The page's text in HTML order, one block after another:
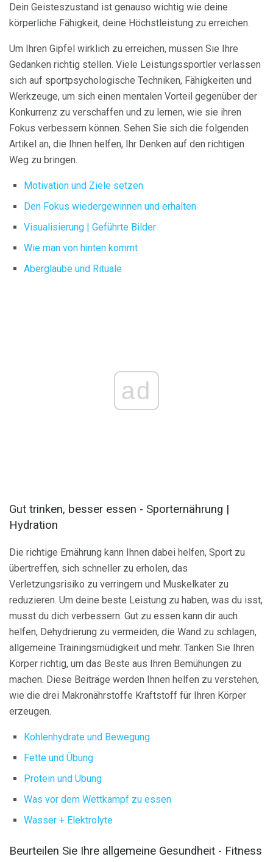
Dein Geisteszustand ist genauso wichtig wie deine
körperliche Fähigkeit, deine Höchstleistung zu erreichen.
Um Ihren Gipfel wirklich zu erreichen, müssen Sie Ihre
Gedanken richtig stellen. Viele Leistungssportler verlassen
sich auf sportpsychologische Techniken, Fähigkeiten und
Werkzeuge, um sich einen mentalen Vorteil gegenüber der
Konkurrenz zu verschaffen und zu lernen, wie sie ihren
Fokus verbessern können. Sehen Sie sich die folgenden
Artikel an, die Ihnen helfen, Ihr Denken auf den richtigen
Weg zu bringen.
Motivation und Ziele setzen
Den Fokus wiedergewinnen und erhalten
Visualisierung | Geführte Bilder
Wie man von hinten kommt
Aberglaube und Rituale
ad
Gut trinken, besser essen - Sporternährung |
Hydration
Die richtige Ernährung kann Ihnen dabei helfen, Sport zu
übertreffen, sich schneller zu erholen, das
Verletzungsrisiko zu verringern und Muskelkater zu
reduzieren. Um deine beste Leistung zu haben, was du isst,
musst du dich verbessern. Gut zu essen kann dir auch
helfen, Dehydrierung zu vermeiden, die Wand zu schlagen,
allgemeine Trainingsmüdigkeit und mehr. Tanken Sie Ihren
Körper richtig, um das Beste aus Ihren Bemühungen zu
machen. Diese Beiträge werden Ihnen helfen zu verstehen,
wie die drei Makronährstoffe Kraftstoff für Ihren Körper
erzeugen.
Kohlenhydrate und Bewegung
Fette und Übung
Protein und Übung
Was vor dem Wettkampf zu essen
Wasser + Elektrolyte
Beurteilen Sie Ihre allgemeine Gesundheit - Fitness